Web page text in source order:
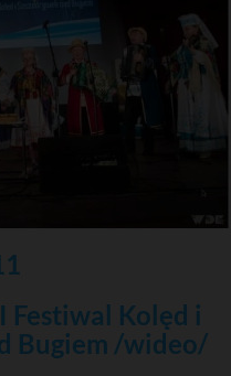
Festiwal Kolęd i
Bugiem /wideo/